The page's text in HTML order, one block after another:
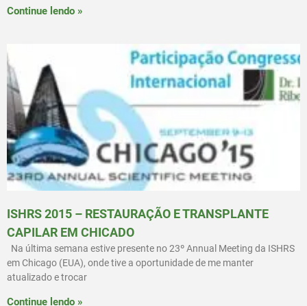
Continue lendo »
ISHRS 2015 – RESTAURAÇÃO E TRANSPLANTE
CAPILAR EM CHICADO
Na última semana estive presente no 23º Annual Meeting da ISHRS
em Chicago (EUA), onde tive a oportunidade de me manter
atualizado e trocar
Continue lendo »